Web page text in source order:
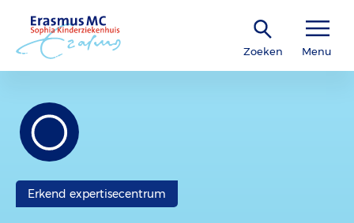
Zoeken Menu
Erkend expertisecentrum